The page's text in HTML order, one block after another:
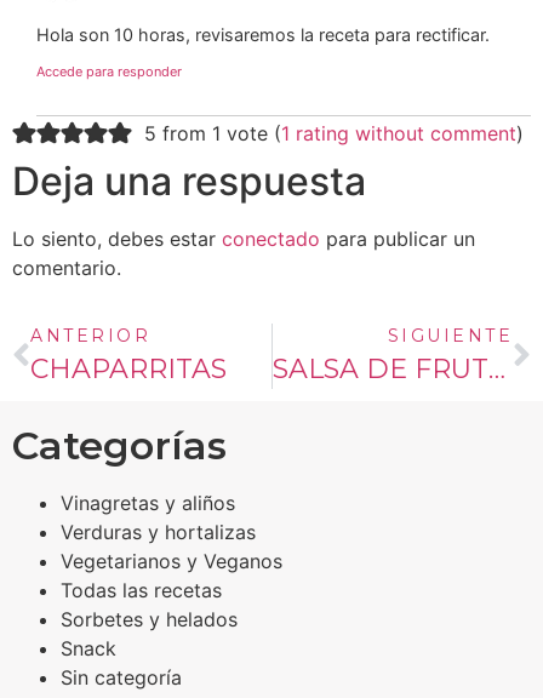
Hola son 10 horas, revisaremos la receta para rectificar.
Accede para responder
5 from 1 vote (1 rating without comment)
Deja una respuesta
Lo siento, debes estar conectado para publicar un
comentario.
ANTERIOR
CHAPARRITAS
SIGUIENTE
SALSA DE FRUTILLA
Categorías
Vinagretas y aliños
Verduras y hortalizas
Vegetarianos y Veganos
Todas las recetas
Sorbetes y helados
Snack
Sin categoría